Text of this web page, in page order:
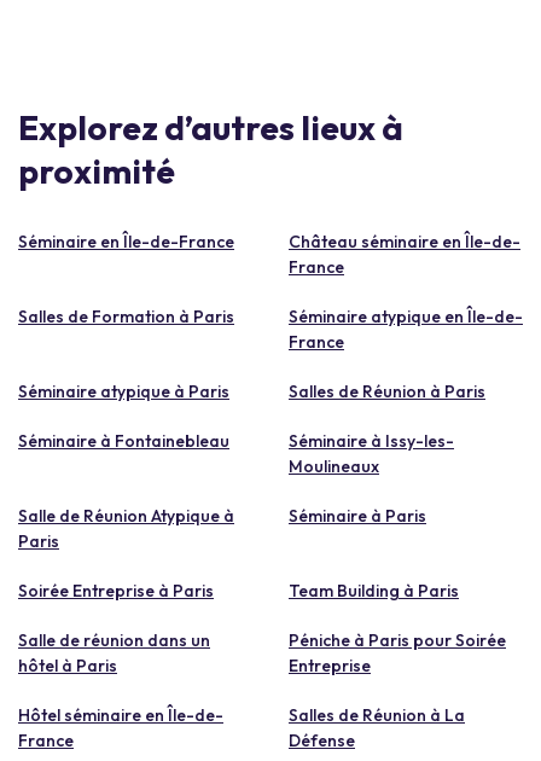
Explorez d’autres lieux à
proximité
Séminaire en Île-de-France
Château séminaire en Île-de-
France
Salles de Formation à Paris
Séminaire atypique en Île-de-
France
Séminaire atypique à Paris Salles de Réunion à Paris
Séminaire à Fontainebleau
Séminaire à Issy-les-
Moulineaux
Salle de Réunion Atypique à
Paris
Séminaire à Paris
Soirée Entreprise à Paris Team Building à Paris
Salle de réunion dans un
hôtel à Paris
Péniche à Paris pour Soirée
Entreprise
Hôtel séminaire en Île-de-
France
Salles de Réunion à La
Défense